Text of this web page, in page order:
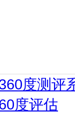
度测评
度评估